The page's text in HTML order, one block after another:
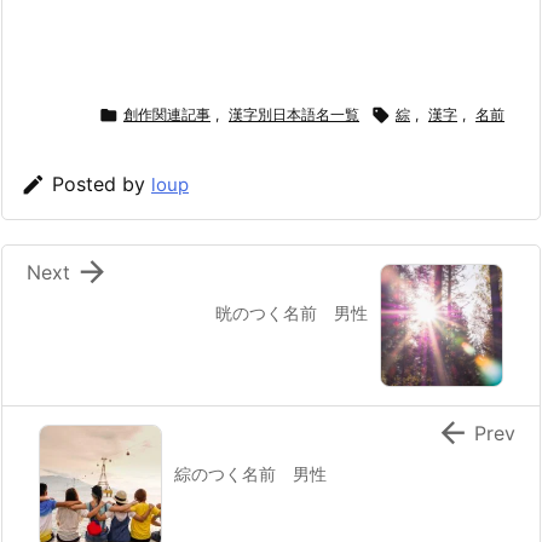
 創作関連記事 , 漢字別日本語名一覧  綜 , 漢字 , 名前
 Posted by loup
晄のつく名前 男性

Next
綜のつく名前 男性
 Prev